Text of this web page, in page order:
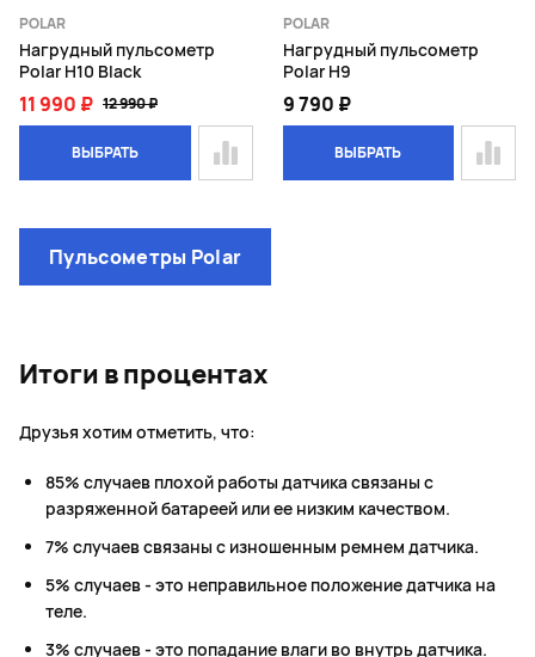
POLAR
Нагрудный пульсометр
Polar H10 Black
11 990 ₽ 12 990 ₽
ВЫБРАТЬ
POLAR
Нагрудный пульсометр
Polar H9
9 790 ₽
ВЫБРАТЬ
Пульсометры Polar
Итоги в процентах
Друзья хотим отметить, что:
85% случаев плохой работы датчика связаны с
разряженной батареей или ее низким качеством.
7% случаев связаны с изношенным ремнем датчика.
5% случаев - это неправильное положение датчика на
теле.
3% случаев - это попадание влаги во внутрь датчика.